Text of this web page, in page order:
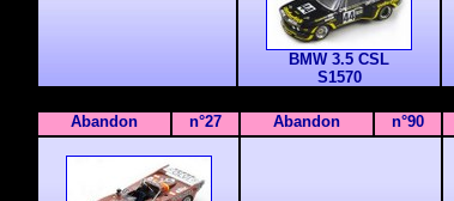
BMW 3.5 CSL
S1570
Abandon n°27 Abandon n°90